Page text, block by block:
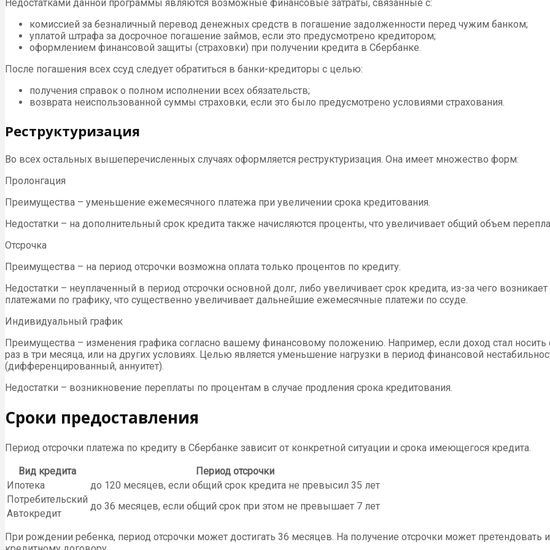
Недостатками данной программы являются возможные финансовые затраты, связанные с:
комиссией за безналичный перевод денежных средств в погашение задолженности перед чужим банком;
уплатой штрафа за досрочное погашение займов, если это предусмотрено кредитором;
оформлением финансовой защиты (страховки) при получении кредита в Сбербанке.
После погашения всех ссуд следует обратиться в банки-кредиторы с целью:
получения справок о полном исполнении всех обязательств;
возврата неиспользованной суммы страховки, если это было предусмотрено условиями страхования.
Реструктуризация
Во всех остальных вышеперечисленных случаях оформляется реструктуризация. Она имеет множество форм:
Пролонгация
Преимущества – уменьшение ежемесячного платежа при увеличении срока кредитования.
Недостатки – на дополнительный срок кредита также начисляются проценты, что увеличивает общий объем
Отсрочка
Преимущества – на период отсрочки возможна оплата только процентов по кредиту.
Недостатки – неуплаченный в период отсрочки основной долг, либо увеличивает срок кредита, из-за чего
платежами по графику, что существенно увеличивает дальнейшие ежемесячные платежи по ссуде.
Индивидуальный график
Преимущества – изменения графика согласно вашему финансовому положению. Например, если доход стал носить
раз в три месяца, или на других условиях. Целью является уменьшение нагрузки в период финансовой
(дифференцированный, аннуитет).
Недостатки – возникновение переплаты по процентам в случае продления срока кредитования.
Сроки предоставления
Период отсрочки платежа по кредиту в Сбербанке зависит от конкретной ситуации и срока имеющегося кредита.
Вид кредита
Период отсрочки
Ипотека
до 120 месяцев, если общий срок кредита не превысил 35 лет
Потребительский
до 36 месяцев, если общий срок при этом не превышает 7 лет
Автокредит
При рождении ребенка, период отсрочки может достигать 36 месяцев. На получение отсрочки может претендовать